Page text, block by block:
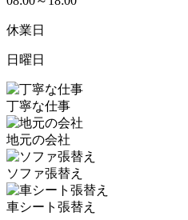
休業日
日曜日
丁寧な仕事
地元の会社
ソファ張替え
車シート張替え